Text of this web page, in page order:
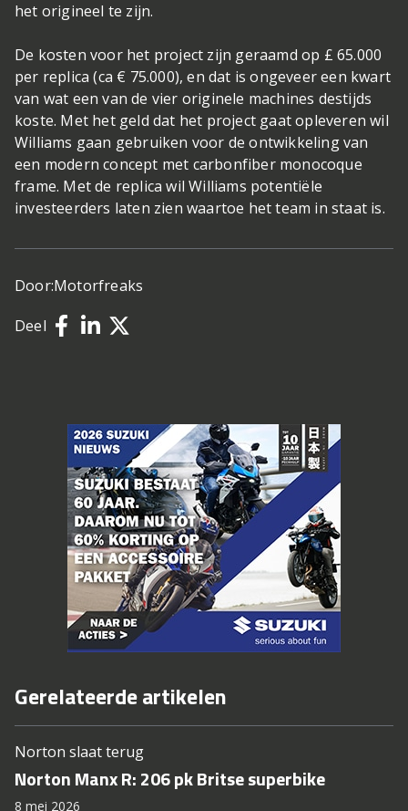
het origineel te zijn.
De kosten voor het project zijn geraamd op £ 65.000
per replica (ca € 75.000), en dat is ongeveer een kwart
van wat een van de vier originele machines destijds
koste. Met het geld dat het project gaat opleveren wil
Williams gaan gebruiken voor de ontwikkeling van
een modern concept met carbonfiber monocoque
frame. Met de replica wil Williams potentiële
investeerders laten zien waartoe het team in staat is.
Door:Motorfreaks
Deel
Gerelateerde artikelen
Norton slaat terug
Norton Manx R: 206 pk Britse superbike
8 mei 2026